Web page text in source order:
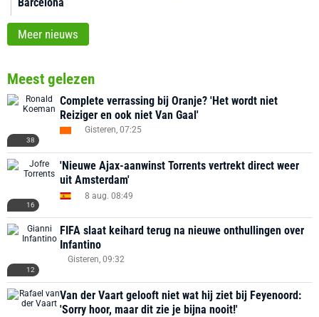
Meer nieuws
Meest gelezen
38
Complete verrassing bij Oranje? 'Het wordt niet
Reiziger en ook niet Van Gaal'
Gisteren, 07:25
16
'Nieuwe Ajax-aanwinst Torrents vertrekt direct weer
uit Amsterdam'
8 aug. 08:49
12
FIFA slaat keihard terug na nieuwe onthullingen over
Infantino
Gisteren, 09:32
Van der Vaart gelooft niet wat hij ziet bij Feyenoord:
'Sorry hoor, maar dit zie je bijna nooit!'